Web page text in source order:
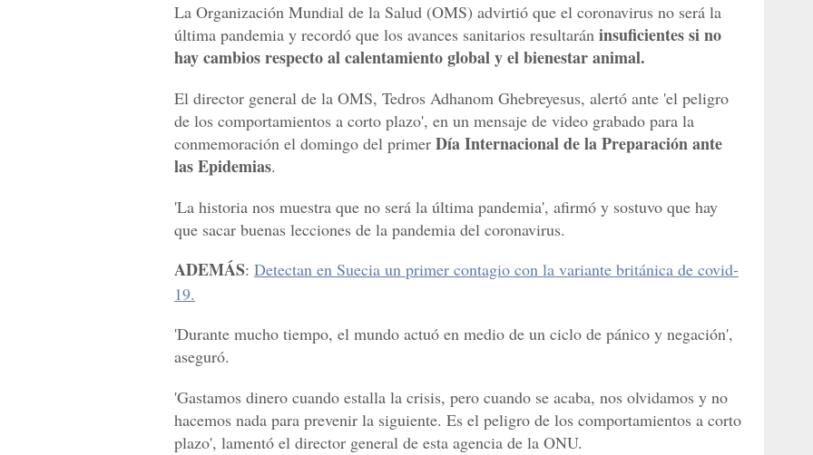
La Organización Mundial de la Salud (OMS) advirtió que el coronavirus no será la
última pandemia y recordó que los avances sanitarios resultarán insuficientes si no
hay cambios respecto al calentamiento global y el bienestar animal.
El director general de la OMS, Tedros Adhanom Ghebreyesus, alertó ante 'el peligro
de los comportamientos a corto plazo', en un mensaje de video grabado para la
conmemoración el domingo del primer Día Internacional de la Preparación ante
las Epidemias.
'La historia nos muestra que no será la última pandemia', afirmó y sostuvo que hay
que sacar buenas lecciones de la pandemia del coronavirus.
ADEMÁS: Detectan en Suecia un primer contagio con la variante británica de covid-
19.
'Durante mucho tiempo, el mundo actuó en medio de un ciclo de pánico y negación',
aseguró.
'Gastamos dinero cuando estalla la crisis, pero cuando se acaba, nos olvidamos y no
hacemos nada para prevenir la siguiente. Es el peligro de los comportamientos a corto
plazo', lamentó el director general de esta agencia de la ONU.